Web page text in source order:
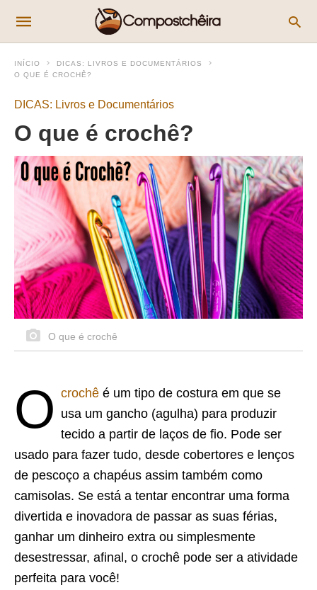
INÍCIO
DICAS: LIVROS E DOCUMENTÁRIOS
O QUE É CROCHÊ?
DICAS: Livros e Documentários
O que é crochê?
O que é crochê
O crochê é um tipo de costura em que se
usa um gancho (agulha) para produzir
tecido a partir de laços de fio. Pode ser
usado para fazer tudo, desde cobertores e lenços
de pescoço a chapéus assim também como
camisolas. Se está a tentar encontrar uma forma
divertida e inovadora de passar as suas férias,
ganhar um dinheiro extra ou simplesmente
desestressar, afinal, o crochê pode ser a atividade
perfeita para você!